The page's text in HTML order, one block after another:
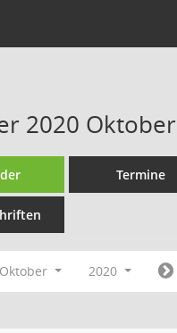
2020 Oktober
Termine
Oktober 2020